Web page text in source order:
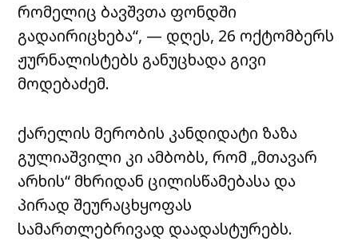
რომელიც ბავშვთა ფონდში
გადაირიცხება“, — დღეს, 26 ოქტომბერს
ჟურნალისტებს განუცხადა გივი
მოდებაძემ.
ქარელის მერობის კანდიდატი ზაზა
გულიაშვილი კი ამბობს, რომ „მთავარ
არხის“ მხრიდან ცილისწამებასა და
პირად შეურაცხყოფას
სამართლებრივად დაადასტურებს.